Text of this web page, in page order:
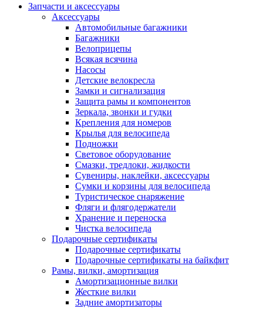
Запчасти и аксессуары
Аксессуары
Автомобильные багажники
Багажники
Велоприцепы
Всякая всячина
Насосы
Детские велокресла
Замки и сигнализация
Защита рамы и компонентов
Зеркала, звонки и гудки
Крепления для номеров
Крылья для велосипеда
Подножки
Световое оборудование
Смазки, тредлоки, жидкости
Сувениры, наклейки, аксессуары
Сумки и корзины для велосипеда
Туристическое снаряжение
Фляги и флягодержатели
Хранение и переноска
Чистка велосипеда
Подарочные сертификаты
Подарочные сертификаты
Подарочные сертификаты на байкфит
Рамы, вилки, амортизация
Амортизационные вилки
Жесткие вилки
Задние амортизаторы